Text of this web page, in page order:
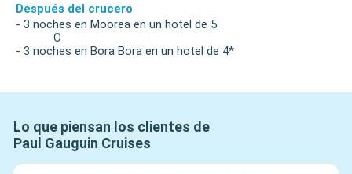
Después del crucero
- 3 noches en Moorea en un hotel de 5
O
- 3 noches en Bora Bora en un hotel de 4*
Lo que piensan los clientes de
Paul Gauguin Cruises